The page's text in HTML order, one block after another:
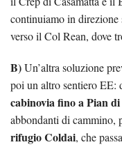
continuiamoin direzione
verso il Col Rean, dove
B)Un’altra soluzione
poi un altro sentiero EE:
cabinovia fino a Pian di
abbondanti di cammino,
rifugio Coldai, che